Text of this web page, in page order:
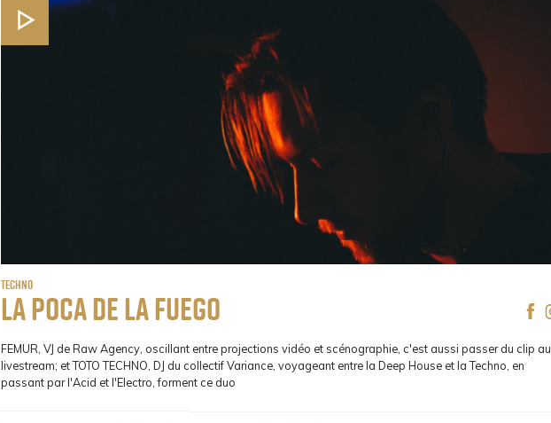
Techno
La Poca de la Fuego
FEMUR, VJ de Raw Agency, oscillant entre projections vidéo et scénographie, c'est aussi passer du clip au
livestream; et TOTO TECHNO, DJ du collectif Variance, voyageant entre la Deep House et la Techno, en
passant par l'Acid et l'Electro, forment ce duo